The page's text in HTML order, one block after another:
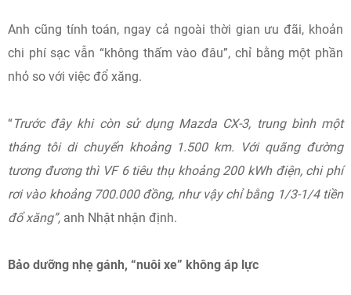
Anh cũng tính toán, ngay cả ngoài thời gian ưu đãi, khoản
chi phí sạc vẫn “không thấm vào đâu”, chỉ bằng một phần
nhỏ so với việc đổ xăng.
“Trước đây khi còn sử dụng Mazda CX-3, trung bình một
tháng tôi di chuyển khoảng 1.500 km. Với quãng đường
tương đương thì VF 6 tiêu thụ khoảng 200 kWh điện, chi phí
rơi vào khoảng 700.000 đồng, như vậy chỉ bằng 1/3-1/4 tiền
đổ xăng”, anh Nhật nhận định.
Bảo dưỡng nhẹ gánh, “nuôi xe” không áp lực